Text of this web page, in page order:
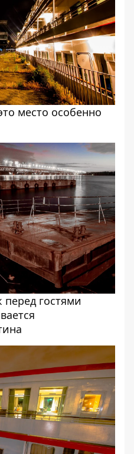
место особенно
перед гостями